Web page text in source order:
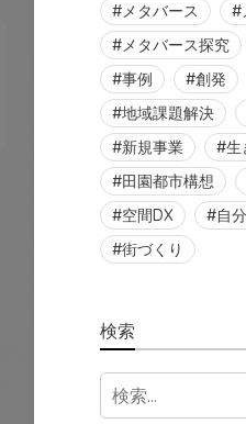
メタバース
メタバース探究
事例
創発
地域課題解決
新規事業
生
田園都市構想
空間DX
自
街づくり
検索
e